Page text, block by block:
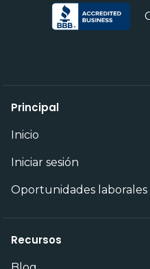
Principal
Inicio
Iniciar sesión
Oportunidades laborales
Recursos